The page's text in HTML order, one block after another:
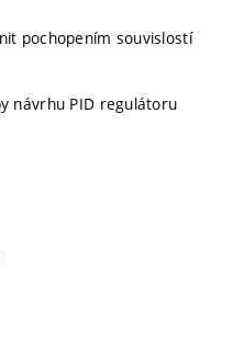
pochopením souvislostí
návrhu PID regulátoru